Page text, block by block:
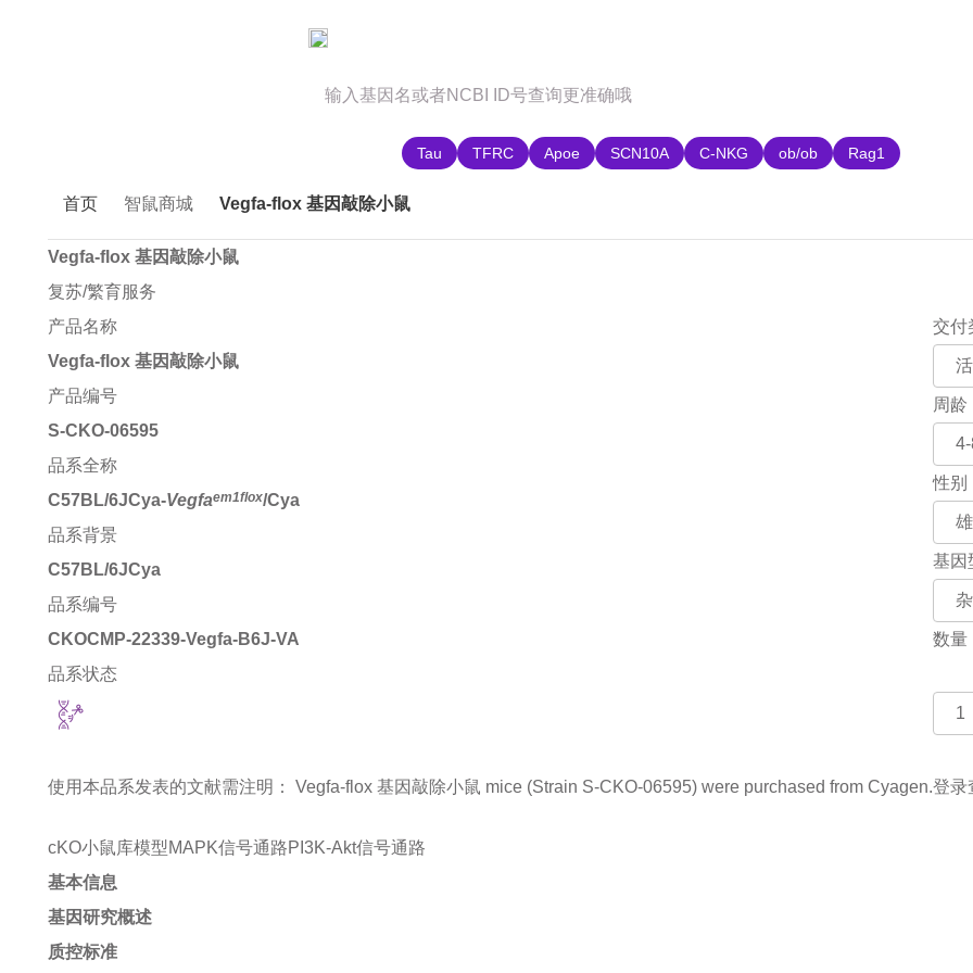
Tau TFRC Apoe SCN10A C-NKG ob/ob Rag1
首页 智鼠商城 Vegfa-flox 基因敲除小鼠
Vegfa-flox 基因敲除小鼠
复苏/繁育服务
产品名称
Vegfa-flox 基因敲除小鼠
产品编号
S-CKO-06595
品系全称
C57BL/6JCya-Vegfaem1flox/Cya
品系背景
C57BL/6JCya
品系编号
CKOCMP-22339-Vegfa-B6J-VA
品系状态
使用本品系发表的文献需注明： Vegfa-flox 基因敲除小鼠 mice (Strain S-CKO-06595) were purchased from Cyagen.
交付
周龄
性别
基因
数量
登录
cKO小鼠库模型MAPK信号通路PI3K-Akt信号通路
基本信息
基因研究概述
质控标准